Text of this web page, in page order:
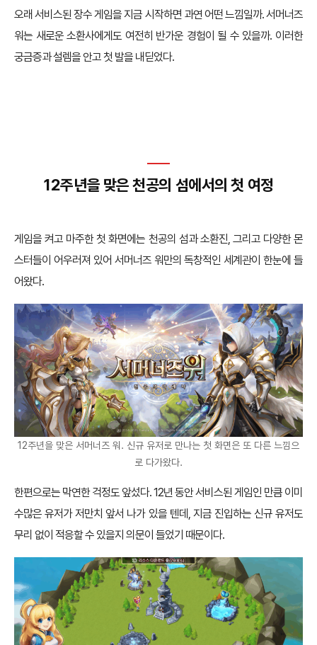
오래 서비스된 장수 게임을 지금 시작하면 과연 어떤 느낌일까. 서머너즈
워는 새로운 소환사에게도 여전히 반가운 경험이 될 수 있을까. 이러한
궁금증과 설렘을 안고 첫 발을 내딛었다.
12주년을 맞은 천공의 섬에서의 첫 여정
게임을 켜고 마주한 첫 화면에는 천공의 섬과 소환진, 그리고 다양한 몬
스터들이 어우러져 있어 서머너즈 워만의 독창적인 세계관이 한눈에 들
어왔다.
12주년을 맞은 서머너즈 워. 신규 유저로 만나는 첫 화면은 또 다른 느낌으
로 다가왔다.
한편으로는 막연한 걱정도 앞섰다. 12년 동안 서비스된 게임인 만큼 이미
수많은 유저가 저만치 앞서 나가 있을 텐데, 지금 진입하는 신규 유저도
무리 없이 적응할 수 있을지 의문이 들었기 때문이다.